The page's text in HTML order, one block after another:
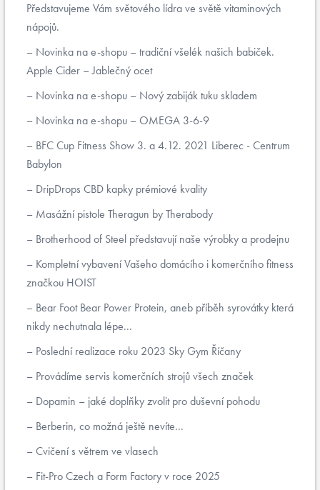
Představujeme Vám světového lídra ve světě vitaminových
nápojů.
Novinka na e-shopu – tradiční všelék našich babiček.
Apple Cider – Jablečný ocet
Novinka na e-shopu – Nový zabiják tuku skladem
Novinka na e-shopu – OMEGA 3-6-9
BFC Cup Fitness Show 3. a 4.12. 2021 Liberec - Centrum
Babylon
DripDrops CBD kapky prémiové kvality
Masážní pistole Theragun by Therabody
Brotherhood of Steel představují naše výrobky a prodejnu
Kompletní vybavení Vašeho domácího i komerčního fitness
značkou HOIST
Bear Foot Bear Power Protein, aneb příběh syrovátky která
nikdy nechutnala lépe...
Poslední realizace roku 2023 Sky Gym Říčany
Provádíme servis komerčních strojů všech značek
Dopamin – jaké doplňky zvolit pro duševní pohodu
Berberin, co možná ještě nevíte...
Cvičení s větrem ve vlasech
Fit-Pro Czech a Form Factory v roce 2025